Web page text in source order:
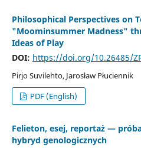
Philosophical Perspectives on
"Moominsummer Madness"
Ideas of Play
DOI: https://doi.org/10.26485/
Pirjo Suvilehto, Jarosław Płuciennik
PDF (English)
Felieton, esej, reportaż —
hybryd genologicznych